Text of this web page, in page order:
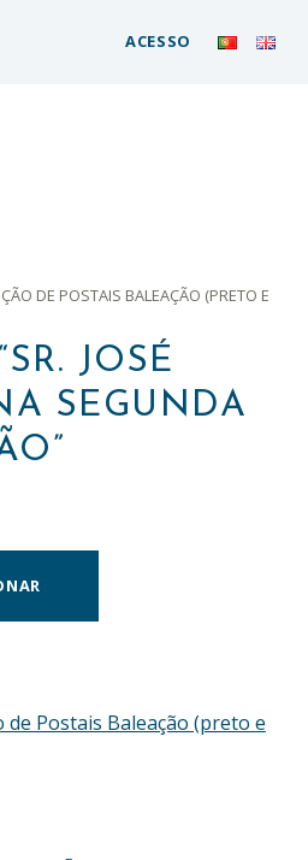
ACESSO
DE POSTAIS BALEAÇÃO (PRETO E
JOSÉ
SEGUNDA
de Postais Baleação (preto e